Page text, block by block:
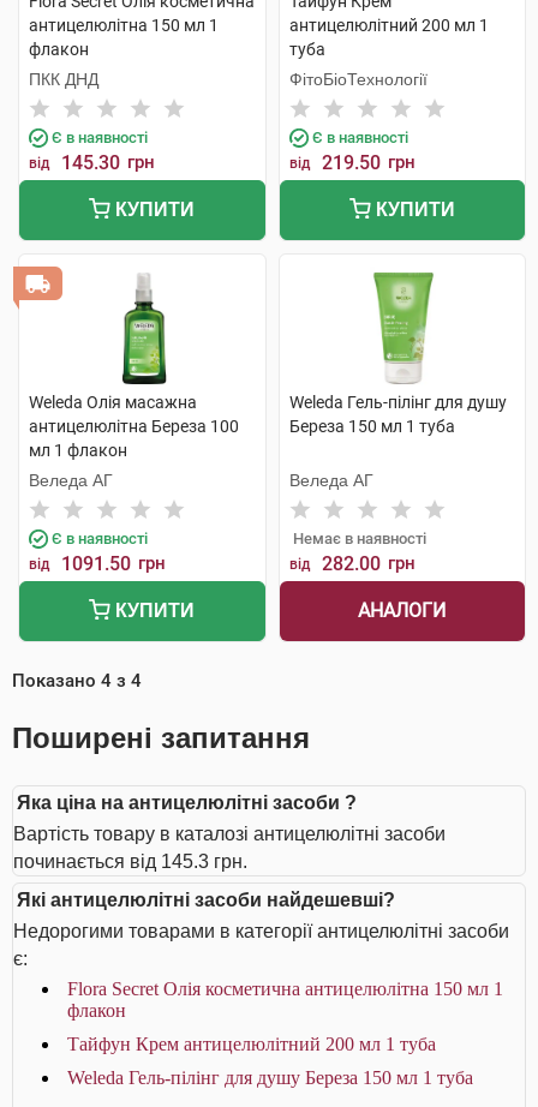
антицелюлітна 150 мл 1
флакон
ПКК ДНД
Є в наявності
від 145.30 грн
КУПИТИ
антицелюлітний 200 мл 1
туба
ФітоБіоТехнології
Є в наявності
від 219.50 грн
КУПИТИ
Weleda Олія масажна
антицелюлітна Береза 100
мл 1 флакон
Веледа АГ
Є в наявності
від 1091.50 грн
КУПИТИ
Weleda Гель-пілінг для душу
Береза 150 мл 1 туба
Веледа АГ
Немає в наявності
від 282.00 грн
АНАЛОГИ
Показано 4 з 4
Поширені запитання
Яка ціна на антицелюлітні засоби ?
Вартість товару в каталозі антицелюлітні засоби
починається від 145.3 грн.
Які антицелюлітні засоби найдешевші?
Недорогими товарами в категорії антицелюлітні засоби
є:
Flora Secret Олія косметична антицелюлітна 150 мл 1
флакон
Тайфун Крем антицелюлітний 200 мл 1 туба
Weleda Гель-пілінг для душу Береза 150 мл 1 туба